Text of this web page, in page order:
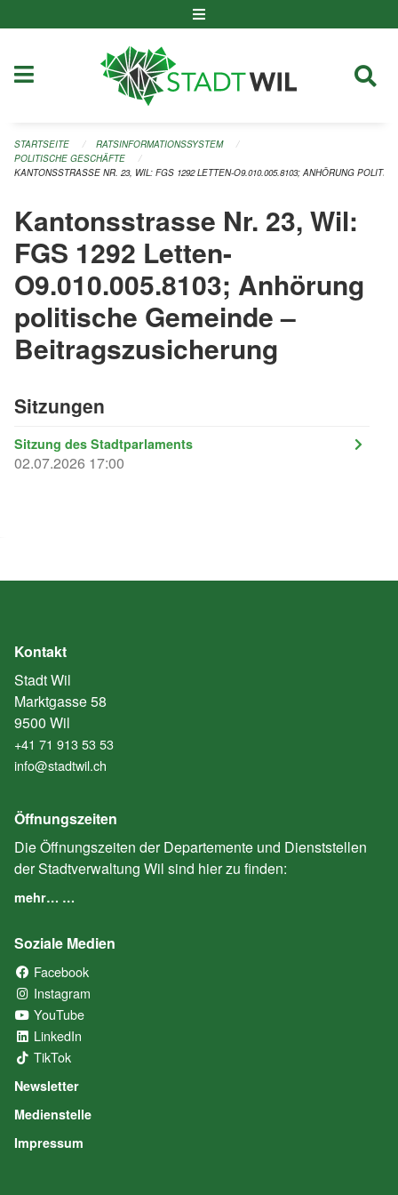
STARTSEITE
RATSINFORMATIONSSYSTEM
POLITISCHE GESCHÄFTE
KANTONSSTRASSE NR. 23, WIL: FGS 1292 LETTEN-O9.010.005.8103; ANHÖRUNG
Kantonsstrasse Nr. 23, Wil:
FGS 1292 Letten-
O9.010.005.8103; Anhörung
politische Gemeinde –
Beitragszusicherung
Sitzungen
Sitzung des Stadtparlaments
02.07.2026 17:00
Kontakt
Stadt Wil
Marktgasse 58
9500 Wil
+41 71 913 53 53
info@stadtwil.ch
Öffnungszeiten
Die Öffnungszeiten der Departemente und Dienststellen
der Stadtverwaltung Wil sind hier zu finden:
mehr… …
Soziale Medien
Facebook
Instagram
YouTube
LinkedIn
TikTok
Newsletter
Medienstelle
Impressum